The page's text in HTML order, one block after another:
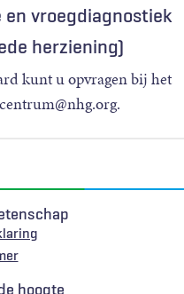
en vroegdiagnostiek
herziening)
kunt u opvragen bij het
hoogte